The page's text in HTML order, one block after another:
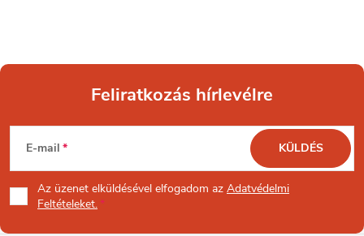
L
á
b
Feliratkozás hírlevélre
E-mail
Az üzenet elküldésével elfogadom az Adatvédelmi
Feltételeket.
KÜLDÉS